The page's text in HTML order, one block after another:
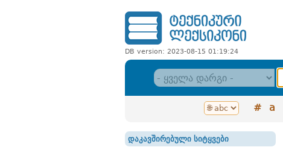
DB version: 2023-08-15 01:19:24
# a
დაკავშირებული სიტყვები